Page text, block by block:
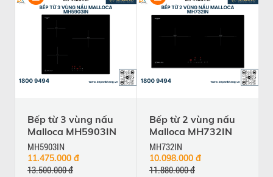
Bếp từ 3 vùng nấu
Malloca MH5903IN
MH5903IN
11.475.000 đ
13.500.000 đ
Bếp từ 2 vùng nấu
Malloca MH732IN
MH732IN
10.098.000 đ
11.880.000 đ